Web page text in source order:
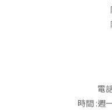
電
時間 :週